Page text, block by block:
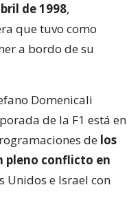
de 1998,
que tuvo como
a bordo de su
Domenicali
de la F1 está en
de los
pleno conflicto en
Unidos e Israel con